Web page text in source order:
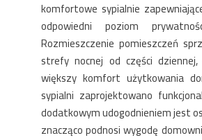
komfortowe sypialnie
odpowiedni poziom
Rozmieszczenie pomieszczeń
strefy nocnej od części
większy komfort użytkowania
sypialni zaprojektowano
dodatkowym udogodnieniem jest
znacząco podnosi wygodę